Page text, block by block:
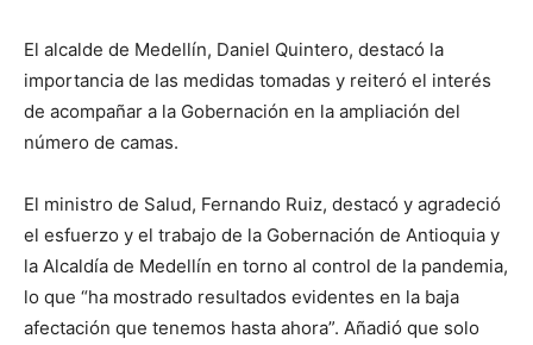
El alcalde de Medellín, Daniel Quintero, destacó la
importancia de las medidas tomadas y reiteró el interés
de acompañar a la Gobernación en la ampliación del
número de camas.
El ministro de Salud, Fernando Ruiz, destacó y agradeció
el esfuerzo y el trabajo de la Gobernación de Antioquia y
la Alcaldía de Medellín en torno al control de la pandemia,
lo que “ha mostrado resultados evidentes en la baja
afectación que tenemos hasta ahora”. Añadió que solo